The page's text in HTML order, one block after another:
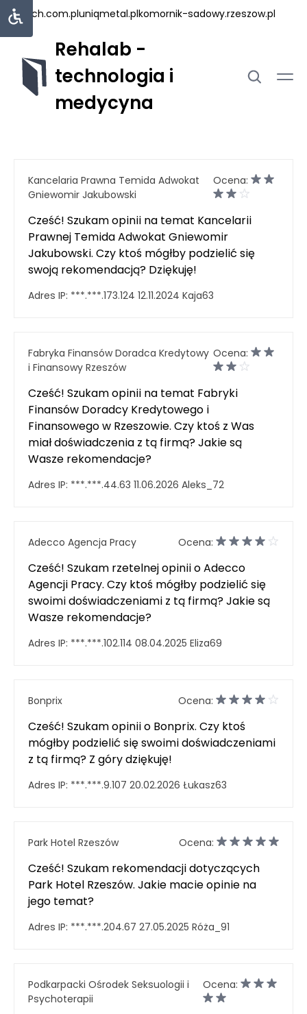
lstech.com.pluniqmetal.plkomornik-sadowy.rzeszow.pl
Rehalab -
technologia i
medycyna
Kancelaria Prawna Temida Adwokat
Gniewomir Jakubowski
Ocena:
Cześć! Szukam opinii na temat Kancelarii
Prawnej Temida Adwokat Gniewomir
Jakubowski. Czy ktoś mógłby podzielić się
swoją rekomendacją? Dziękuję!
Adres IP: ***.***.173.124 12.11.2024 Kaja63
Fabryka Finansów Doradca Kredytowy
i Finansowy Rzeszów
Ocena:
Cześć! Szukam opinii na temat Fabryki
Finansów Doradcy Kredytowego i
Finansowego w Rzeszowie. Czy ktoś z Was
miał doświadczenia z tą firmą? Jakie są
Wasze rekomendacje?
Adres IP: ***.***.44.63 11.06.2026 Aleks_72
Adecco Agencja Pracy Ocena:
Cześć! Szukam rzetelnej opinii o Adecco
Agencji Pracy. Czy ktoś mógłby podzielić się
swoimi doświadczeniami z tą firmą? Jakie są
Wasze rekomendacje?
Adres IP: ***.***.102.114 08.04.2025 Eliza69
Bonprix Ocena:
Cześć! Szukam opinii o Bonprix. Czy ktoś
mógłby podzielić się swoimi doświadczeniami
z tą firmą? Z góry dziękuję!
Adres IP: ***.***.9.107 20.02.2026 Łukasz63
Park Hotel Rzeszów Ocena:
Cześć! Szukam rekomendacji dotyczących
Park Hotel Rzeszów. Jakie macie opinie na
jego temat?
Adres IP: ***.***.204.67 27.05.2025 Róża_91
Podkarpacki Ośrodek Seksuologii i
Psychoterapii
Ocena: